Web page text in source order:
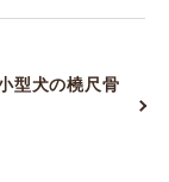
型犬の橈尺骨